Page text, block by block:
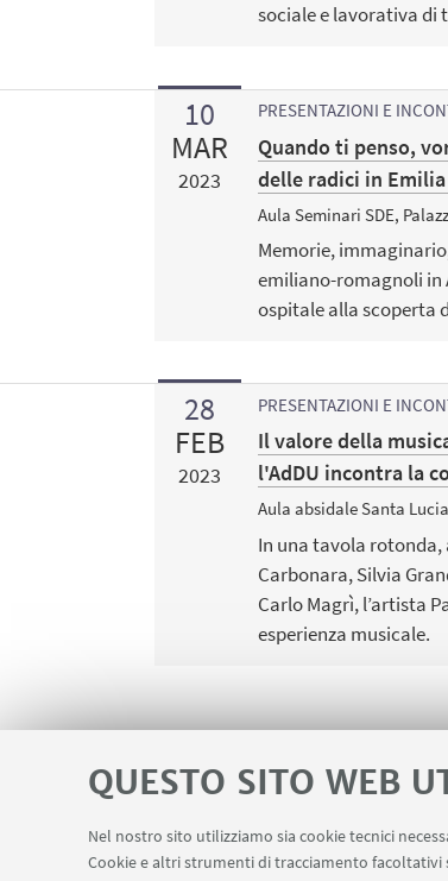
QUESTO SITO WEB
Nel nostro sito utilizziamo sia cookie tecnici
Cookie e altri strumenti di tracciamento
sociale e lavorativa di
10
MAR
2023
PRESENTAZIONI E
Quando ti penso,
delle radici in Emilia
Aula Seminari SDE,
Memorie,
emiliano-romagnoli in
ospitale alla scoperta
28
FEB
2023
PRESENTAZIONI E
Il valore della
l'AdDU incontra la
Aula absidale Santa
In una tavola
Carbonara, Silvia
Carlo Magrì, l’artista
esperienza musicale.
LINK UTILI Contatti Area riservata